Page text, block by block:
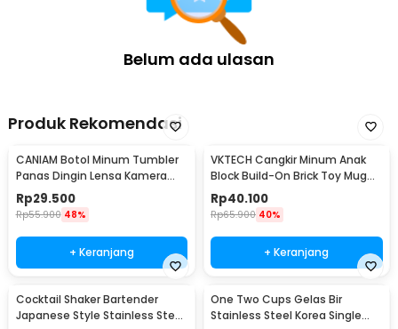
Belum ada ulasan
Produk Rekomendasi
CANIAM Botol Minum Tumbler
Panas Dingin Lensa Kamera
24-105mm 400ml
Rp29.500
Rp55.900 48%
+ Keranjang
VKTECH Cangkir Minum Anak
Block Build-On Brick Toy Mug
350ml - 936SN
Rp40.100
Rp65.900 40%
+ Keranjang
Cocktail Shaker Bartender
Japanese Style Stainless Steel
One Two Cups Gelas Bir
Stainless Steel Korea Single